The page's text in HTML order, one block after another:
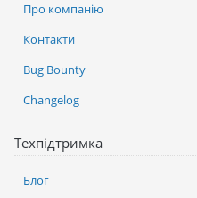
Про компанію
Контакти
Bug Bounty
Changelog
Техпідтримка
Блог